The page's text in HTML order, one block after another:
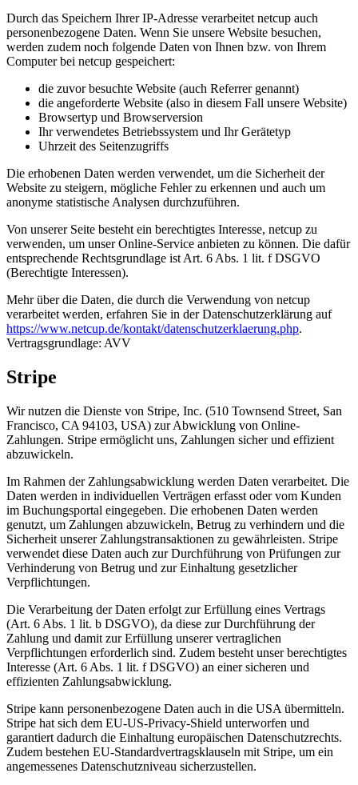
Durch das Speichern Ihrer IP-Adresse verarbeitet netcup auch
personenbezogene Daten. Wenn Sie unsere Website besuchen,
werden zudem noch folgende Daten von Ihnen bzw. von Ihrem
Computer bei netcup gespeichert:
die zuvor besuchte Website (auch Referrer genannt)
die angeforderte Website (also in diesem Fall unsere Website)
Browsertyp und Browserversion
Ihr verwendetes Betriebssystem und Ihr Gerätetyp
Uhrzeit des Seitenzugriffs
Die erhobenen Daten werden verwendet, um die Sicherheit der
Website zu steigern, mögliche Fehler zu erkennen und auch um
anonyme statistische Analysen durchzuführen.
Von unserer Seite besteht ein berechtigtes Interesse, netcup zu
verwenden, um unser Online-Service anbieten zu können. Die dafür
entsprechende Rechtsgrundlage ist Art. 6 Abs. 1 lit. f DSGVO
(Berechtigte Interessen).
Mehr über die Daten, die durch die Verwendung von netcup
verarbeitet werden, erfahren Sie in der Datenschutzerklärung auf
https://www.netcup.de/kontakt/datenschutzerklaerung.php.
Vertragsgrundlage: AVV
Stripe
Wir nutzen die Dienste von Stripe, Inc. (510 Townsend Street, San
Francisco, CA 94103, USA) zur Abwicklung von Online-
Zahlungen. Stripe ermöglicht uns, Zahlungen sicher und effizient
abzuwickeln.
Im Rahmen der Zahlungsabwicklung werden Daten verarbeitet. Die
Daten werden in individuellen Verträgen erfasst oder vom Kunden
im Buchungsportal eingegeben. Die erhobenen Daten werden
genutzt, um Zahlungen abzuwickeln, Betrug zu verhindern und die
Sicherheit unserer Zahlungstransaktionen zu gewährleisten. Stripe
verwendet diese Daten auch zur Durchführung von Prüfungen zur
Verhinderung von Betrug und zur Einhaltung gesetzlicher
Verpflichtungen.
Die Verarbeitung der Daten erfolgt zur Erfüllung eines Vertrags
(Art. 6 Abs. 1 lit. b DSGVO), da diese zur Durchführung der
Zahlung und damit zur Erfüllung unserer vertraglichen
Verpflichtungen erforderlich sind. Zudem besteht unser berechtigtes
Interesse (Art. 6 Abs. 1 lit. f DSGVO) an einer sicheren und
effizienten Zahlungsabwicklung.
Stripe kann personenbezogene Daten auch in die USA übermitteln.
Stripe hat sich dem EU-US-Privacy-Shield unterworfen und
garantiert dadurch die Einhaltung europäischen Datenschutzrechts.
Zudem bestehen EU-Standardvertragsklauseln mit Stripe, um ein
angemessenes Datenschutzniveau sicherzustellen.